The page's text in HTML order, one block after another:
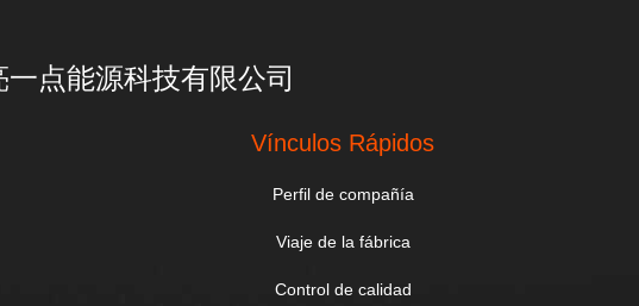
点能源科技有限公司
Vínculos Rápidos
Perfil de compañía
Viaje de la fábrica
Control de calidad